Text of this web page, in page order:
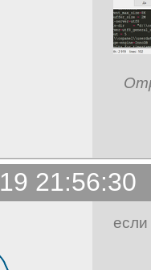
21:56:30
если